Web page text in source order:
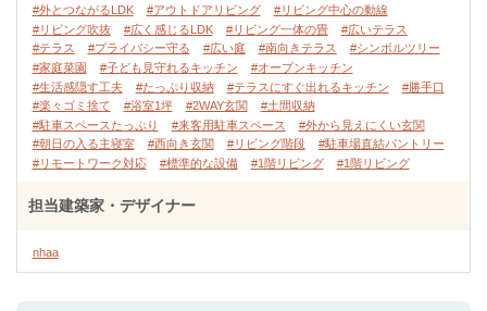
#外とつながるLDK #アウトドアリビング
#リビング中心の動線
#リビング吹抜
#広く感じるLDK #リビング一体の畳
#広いテラス
#テラス
#プライバシー守る #広い庭 #南向きテラス
#シンボルツリー
#家庭菜園
#子ども見守れるキッチン
#オープンキッチン
#生活感隠す工夫
#たっぷり収納 #テラスにすぐ出れるキッチン
#勝手口
#楽々ゴミ捨て
#浴室1坪 #2WAY玄関
#土間収納
#駐車スペースたっぷり
#来客用駐車スペース
#外から見えにくい玄関
#朝日の入る主寝室
#西向き玄関 #リビング階段
#駐車場直結パントリー
#リモートワーク対応
#標準的な設備 #1階リビング #1階リビング
担当建築家・デザイナー
nhaa